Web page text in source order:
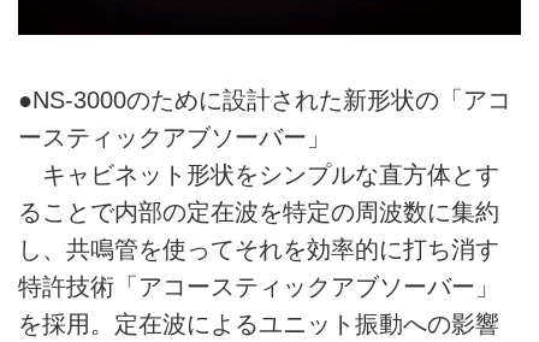
●NS-3000のために設計された新形状の「アコ
ースティックアブソーバー」
キャビネット形状をシンプルな直方体とす
ることで内部の定在波を特定の周波数に集約
し、共鳴管を使ってそれを効率的に打ち消す
特許技術「アコースティックアブソーバー」
を採用。定在波によるユニット振動への影響